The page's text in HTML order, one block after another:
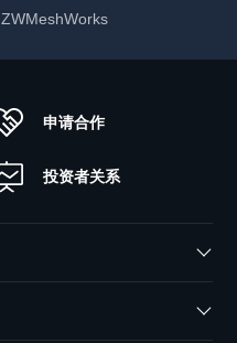
ZWMeshWorks
申请合作
投资者关系